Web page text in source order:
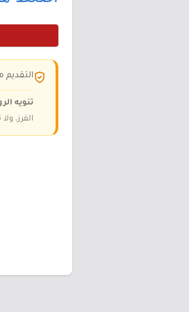
التقديم
تنويه
الفرز،